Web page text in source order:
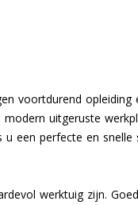
voortdurend
uitgeruste
een perfecte en snelle
werktuig zijn.